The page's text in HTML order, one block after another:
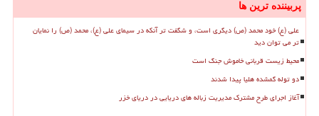
پربیننده ترین ها
علی (ع) خود محمد (ص) دیگری است، و شگفت تر آنکه در سیمای علی (ع)، محمد (ص) را نمایان
تر می توان دید
محیط زیست قربانی خاموش جنگ است
دو توله گمشده هلیا پیدا شدند
آغاز اجرای طرح مشترک مدیریت زباله های دریایی در دریای خزر